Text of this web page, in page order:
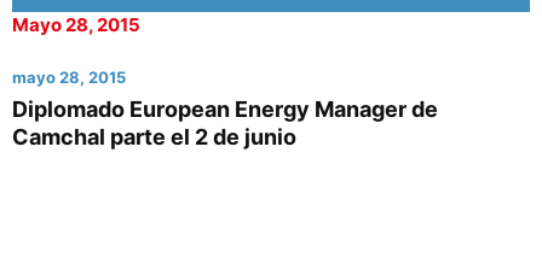
Mayo 28, 2015
mayo 28, 2015
Diplomado European Energy Manager de
Camchal parte el 2 de junio